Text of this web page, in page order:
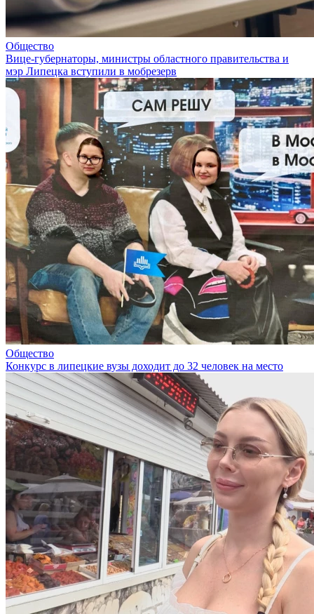
Общество
Вице-губернаторы, министры областного правительства и
мэр Липецка вступили в мобрезерв
Общество
Конкурс в липецкие вузы доходит до 32 человек на место